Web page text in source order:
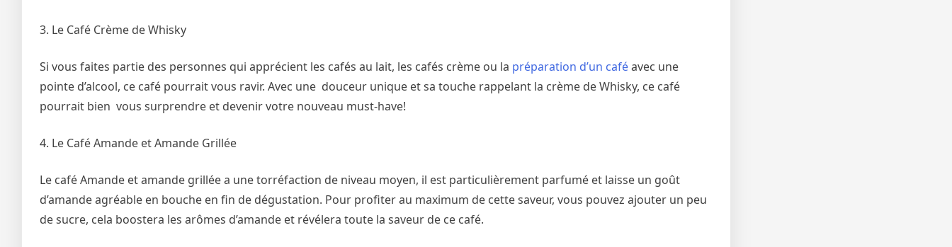
3. Le Café Crème de Whisky
Si vous faites partie des personnes qui apprécient les cafés au lait, les cafés crème ou la préparation d’un caféavec une
pointe d’alcool, ce café pourrait vous ravir. Avec une douceur unique et sa touche rappelant la crème de Whisky, ce café
pourrait bien vous surprendre et devenir votre nouveau must-have!
4. Le Café Amande et Amande Grillée
Le café Amande et amande grillée a une torréfaction de niveau moyen, il est particulièrement parfumé et laisse un goût
d’amande agréable en bouche en fin de dégustation. Pour profiter au maximum de cette saveur, vous pouvez ajouter un peu
de sucre, cela boostera les arômes d’amande et révélera toute la saveur de ce café.